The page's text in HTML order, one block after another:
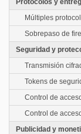
Protocolos y
Múltiples
Sobrepaso de
Seguridad y
Transmisión
Tokens de
Control de
Control de
Publicidad y